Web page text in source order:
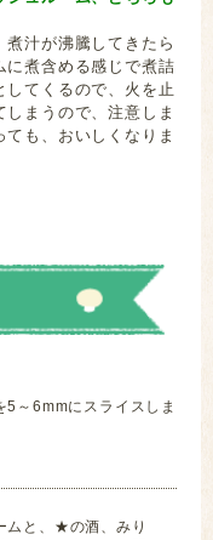
汁が沸騰してきたら
に煮含める感じで煮詰
してくるので、火を止
まうので、注意しま
も、おいしくなりま
5～6mmにスライスしま
ムと、★の酒、みり